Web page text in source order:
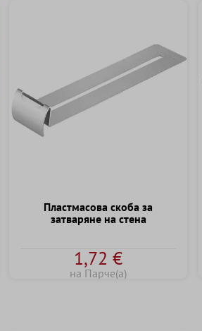
Пластмасова скоба за
затваряне на стена
1,72 €
на Парче(а)